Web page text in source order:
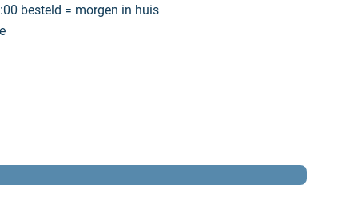
besteld = morgen in huis